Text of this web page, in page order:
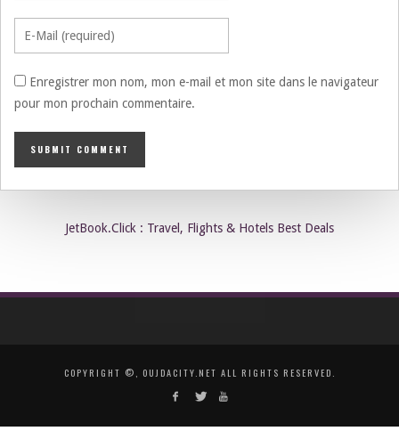
Enregistrer mon nom, mon e-mail et mon site dans le navigateur
pour mon prochain commentaire.
JetBook.Click : Travel, Flights & Hotels Best Deals
COPYRIGHT ©, OUJDACITY.NET ALL RIGHTS RESERVED.